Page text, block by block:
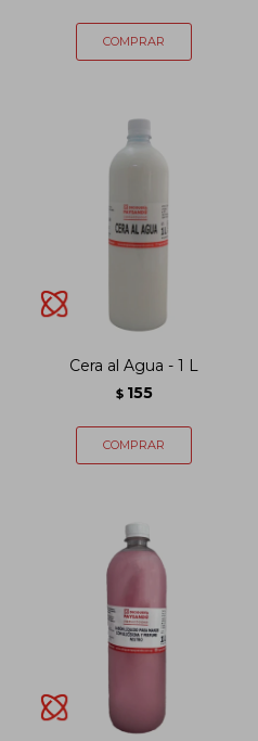
Cera al Agua - 1 L
$ 155